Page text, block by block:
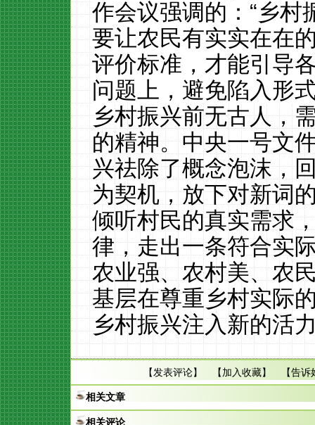
作会议强调的：“乡村
要让农民有实实在在
评价标准，才能引导
问题上，避免陷入形
乡村振兴前无古人，
的精神。中央一号文
兴祛除了概念泡沫，
为契机，放下对新词
倾听村民的真实需求
律，走出一条符合实
农业强、农村美、农
基层在尊重乡村实际
乡村振兴注入新的活
【发表评论】 【加入收藏】 【告诉
相关文章
相关评论